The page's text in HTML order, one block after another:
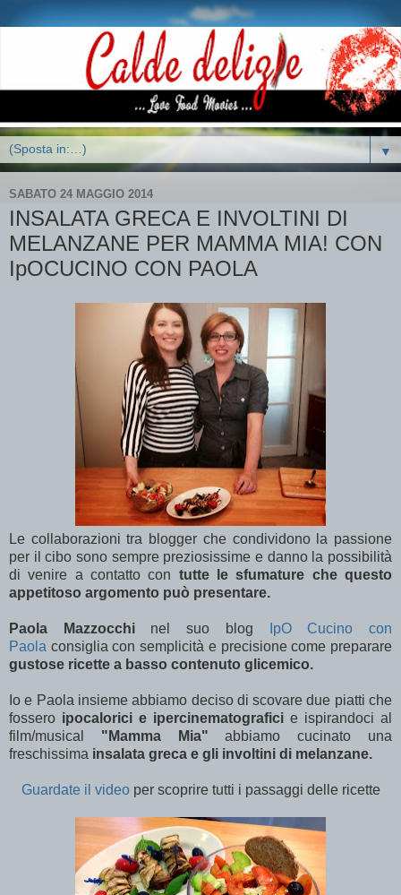
▼
SABATO 24 MAGGIO 2014
INSALATA GRECA E INVOLTINI DI
MELANZANE PER MAMMA MIA! CON
IpOCUCINO CON PAOLA
Le collaborazioni tra blogger che condividono la passione
per il cibo sono sempre preziosissime e danno la possibilità
di venire a contatto con tutte le sfumature che questo
appetitoso argomento può presentare.
Paola Mazzocchinel suo blog
IpO Cucino con
Paola consiglia con semplicità e precisione come preparare
gustose ricette a basso contenuto glicemico.
Io e Paola insieme abbiamo deciso di scovare due piatti che
fossero ipocalorici e ipercinematografici e ispirandoci al
film/musical "Mamma Mia" abbiamo cucinato una
freschissima insalata greca e gli involtini di melanzane.
Guardate il video per scoprire tutti i passaggi delle ricette